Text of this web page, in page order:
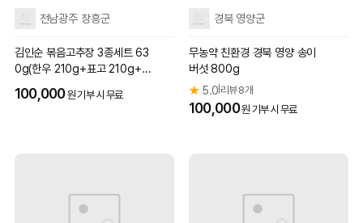
전남광주 장흥군
김인순 볶음고추장 3종세트 63
0g(한우 210g+표고 210g+멸
100,000원 기부 시 무료
경북 영양군
무농약 친환경 경북 영양 송이
버섯 800g
★ 5.0 리뷰 8개
100,000원 기부 시 무료